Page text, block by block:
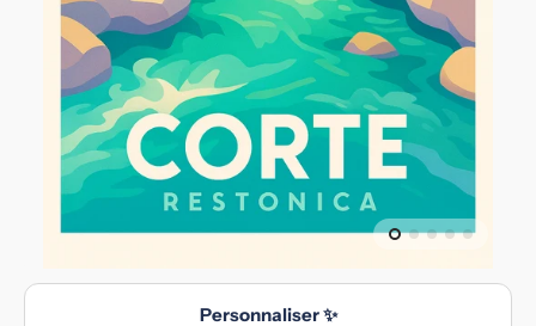
en
vedette
dans
la
vue
de
la
galerie
Personnaliser ✨